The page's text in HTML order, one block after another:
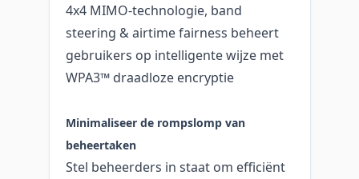
4x4 MIMO-technologie, band
steering & airtime fairness beheert
gebruikers op intelligente wijze met
WPA3™ draadloze encryptie
Minimaliseer de rompslomp van
beheertaken
Stel beheerders in staat om efficiënt